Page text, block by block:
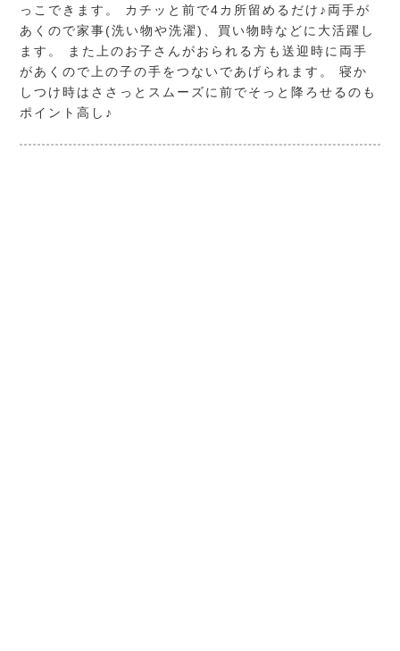
っこできます。 カチッと前で4カ所留めるだけ♪両手が
あくので家事(洗い物や洗濯)、買い物時などに大活躍し
ます。 また上のお子さんがおられる方も送迎時に両手
があくので上の子の手をつないであげられます。 寝か
しつけ時はささっとスムーズに前でそっと降ろせるのも
ポイント高し♪